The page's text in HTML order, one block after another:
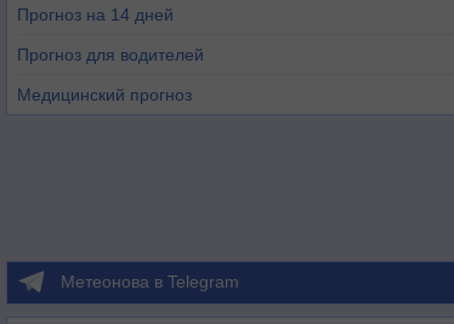
Прогноз на 14 дней
Прогноз для водителей
Медицинский прогноз
Метеонова в Telegram